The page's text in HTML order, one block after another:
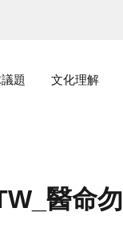
題 文化理解
醫命勿